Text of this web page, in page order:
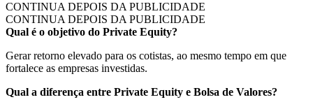
CONTINUA DEPOIS DA PUBLICIDADE
CONTINUA DEPOIS DA PUBLICIDADE
Qual é o objetivo do Private Equity?
Gerar retorno elevado para os cotistas, ao mesmo tempo em que
fortalece as empresas investidas.
Qual a diferença entre Private Equity e Bolsa de Valores?